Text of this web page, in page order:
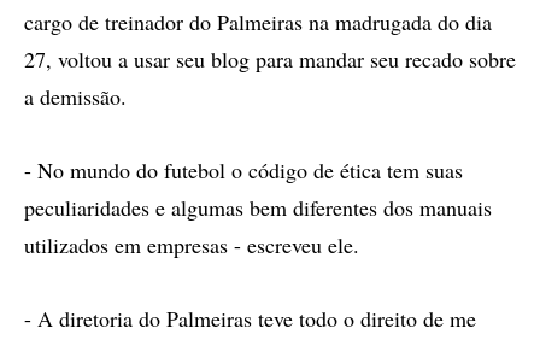
cargo de treinador do Palmeiras na madrugada do dia
27, voltou a usar seu blog para mandar seu recado sobre
a demissão.
- No mundo do futebol o código de ética tem suas
peculiaridades e algumas bem diferentes dos manuais
utilizados em empresas - escreveu ele.
- A diretoria do Palmeiras teve todo o direito de me